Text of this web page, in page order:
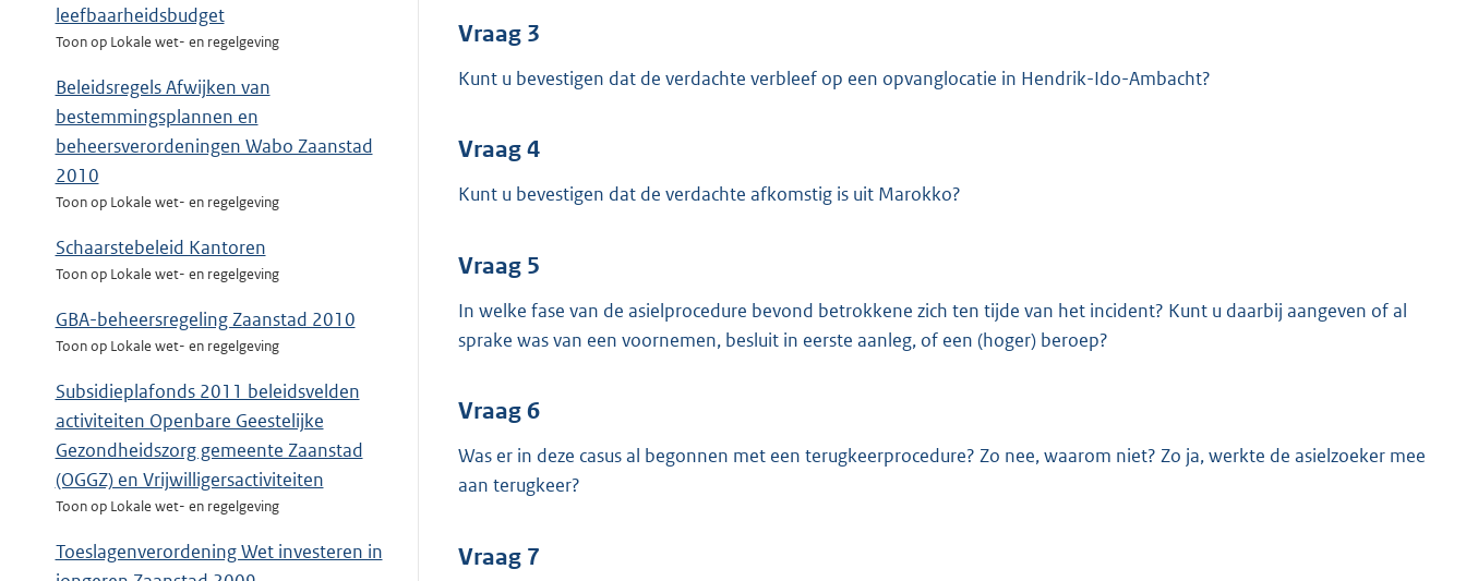
leefbaarheidsbudget
Toon op Lokale wet- en regelgeving
Beleidsregels Afwijken van
bestemmingsplannen en
beheersverordeningen Wabo Zaanstad
2010
Toon op Lokale wet- en regelgeving
Schaarstebeleid Kantoren
Toon op Lokale wet- en regelgeving
GBA-beheersregeling Zaanstad 2010
Toon op Lokale wet- en regelgeving
Subsidieplafonds 2011 beleidsvelden
activiteiten Openbare Geestelijke
Gezondheidszorg gemeente Zaanstad
(OGGZ) en Vrijwilligersactiviteiten
Toon op Lokale wet- en regelgeving
Toeslagenverordening Wet investeren in
b
Vraag 3
Kunt u bevestigen dat de verdachte verbleef op een opvanglocatie in Hendrik-Ido-Ambacht?
Vraag 4
Kunt u bevestigen dat de verdachte afkomstig is uit Marokko?
Vraag 5
In welke fase van de asielprocedure bevond betrokkene zich ten tijde van het incident? Kunt u daarbij aangeven of al
sprake was van een voornemen, besluit in eerste aanleg, of een (hoger) beroep?
Vraag 6
Was er in deze casus al begonnen met een terugkeerprocedure? Zo nee, waarom niet? Zo ja, werkte de asielzoeker mee
aan terugkeer?
Vraag 7